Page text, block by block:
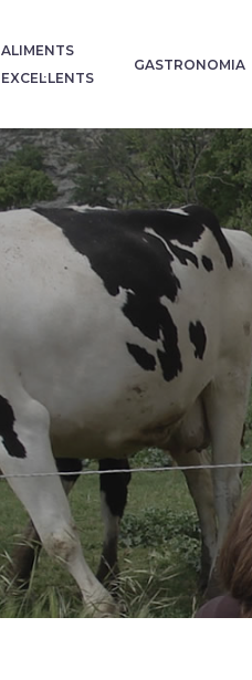
ALIMENTS
EXCEL·LENTS
GASTRONOMIA